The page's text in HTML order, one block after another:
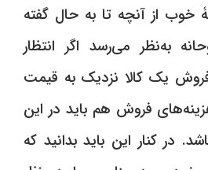
خوب از آنچه تا به حال گفته
به‌نظر می‌رسد اگر انتظار
یک کالا نزدیک به قیمت
فروش هم باید در این
در کنار این باید بدانید که